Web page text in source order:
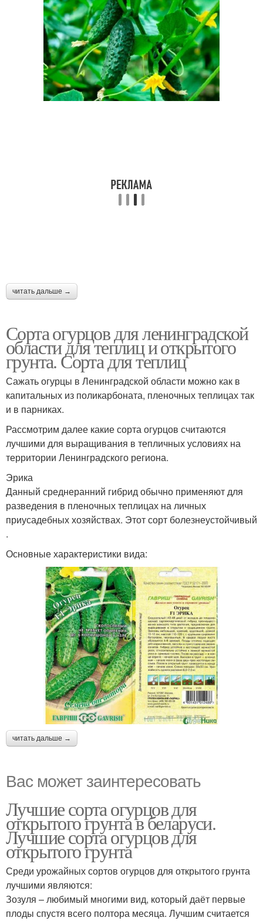
читать дальше →
Сорта огурцов для ленинградской
области для теплиц и открытого
грунта. Сорта для теплиц
Сажать огурцы в Ленинградской области можно как в
капитальных из поликарбоната, пленочных теплицах так
и в парниках.
Рассмотрим далее какие сорта огурцов считаются
лучшими для выращивания в тепличных условиях на
территории Ленинградского региона.
Эрика
Данный среднеранний гибрид обычно применяют для
разведения в пленочных теплицах на личных
приусадебных хозяйствах. Этот сорт болезнеустойчивый
.
Основные характеристики вида:
читать дальше →
Вас может заинтересовать
Лучшие сорта огурцов для
открытого грунта в беларуси.
Лучшие сорта огурцов для
открытого грунта
Среди урожайных сортов огурцов для открытого грунта
лучшими являются:
Зозуля – любимый многими вид, который даёт первые
плоды спустя всего полтора месяца. Лучшим считается